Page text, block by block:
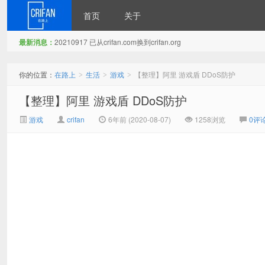
首页 关于
最新消息： 20210917 已从crifan.com换到crifan.org
你的位置： 在路上 > 生活 > 游戏 > 【整理】阿里 游戏盾 DDoS防护
【整理】阿里 游戏盾 DDoS防护
游戏 crifan 6年前 (2020-08-07) 1258浏览 0评